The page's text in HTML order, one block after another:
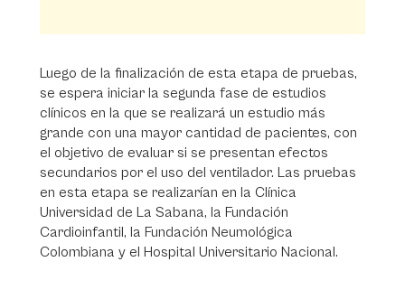
Luego de la finalización de esta etapa de pruebas,
se espera iniciar la segunda fase de estudios
clínicos en la que se realizará un estudio más
grande con una mayor cantidad de pacientes, con
el objetivo de evaluar si se presentan efectos
secundarios por el uso del ventilador. Las pruebas
en esta etapa se realizarían en la Clínica
Universidad de La Sabana, la Fundación
Cardioinfantil, la Fundación Neumológica
Colombiana y el Hospital Universitario Nacional.